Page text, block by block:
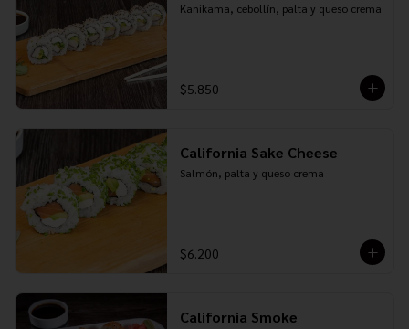
Kanikama, cebollín, palta y queso crema
$5.850
California Sake Cheese
Salmón, palta y queso crema
$6.200
California Smoke